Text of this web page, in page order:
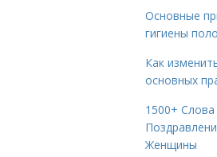
Основные
гигиены
Как
основных
1500+
Женщины